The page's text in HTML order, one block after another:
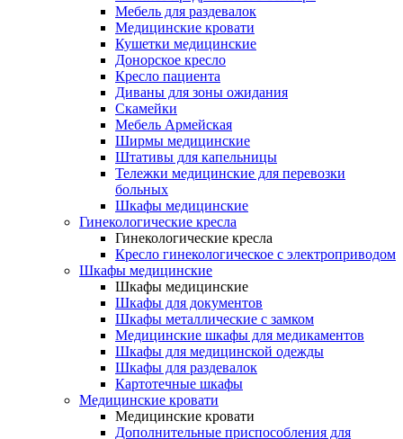
Мебель для раздевалок
Медицинские кровати
Кушетки медицинские
Донорское кресло
Кресло пациента
Диваны для зоны ожидания
Скамейки
Мебель Армейская
Ширмы медицинские
Штативы для капельницы
Тележки медицинские для перевозки
больных
Шкафы медицинские
Гинекологические кресла
Гинекологические кресла
Кресло гинекологическое с электроприводом
Шкафы медицинские
Шкафы медицинские
Шкафы для документов
Шкафы металлические с замком
Медицинские шкафы для медикаментов
Шкафы для медицинской одежды
Шкафы для раздевалок
Картотечные шкафы
Медицинские кровати
Медицинские кровати
Дополнительные приспособления для